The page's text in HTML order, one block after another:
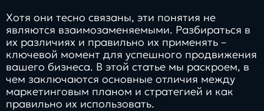
Контакты
8 800 505 34 99
info@direkt.ink
Хотя они тесно связаны, эти понятия не
являются взаимозаменяемыми. Разбираться в
их различиях и правильно их применять –
ключевой момент для успешного продвижения
вашего бизнеса. В этой статье мы раскроем, в
чем заключаются основные отличия между
маркетинговым планом и стратегией и как
правильно их использовать.